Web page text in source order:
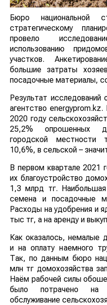
Бюро национальной
стратегическому
провело
использованию
участков.
большие затраты
посадочные материалы,
Результат исследований
агентство
2020 году
25,2% опрошенных
городской местности
10,6%, в сельской –
В первом квартале 2021
их благоустройство
1,3 млрд тг.
семена и посадочные
Расходы на удобрения и
тыс тг, а на аренду и
Как оказалось, немалые
и на оплату наемного
Так, по данным бюро
млн тг домохозяйства
Наём рабочей силы
было потрачено на
обслуживание